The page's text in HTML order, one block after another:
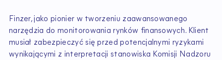
Finzer, jako pionier w tworzeniu zaawansowanego
narzędzia do monitorowania rynków finansowych. Klient
musiał zabezpieczyć się przed potencjalnymi ryzykami
wynikającymi z interpretacji stanowiska Komisji Nadzoru